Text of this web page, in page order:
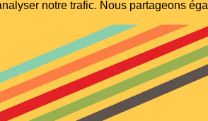
notre trafic. Nous partageons